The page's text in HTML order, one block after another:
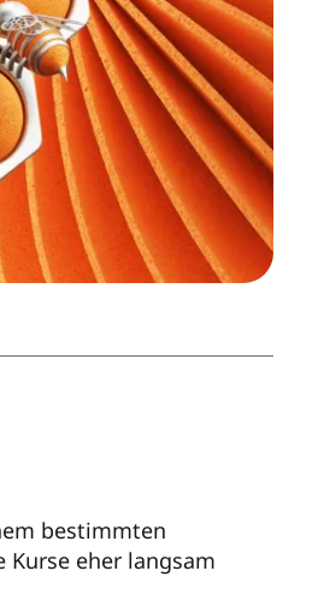
bestimmten
eher langsam